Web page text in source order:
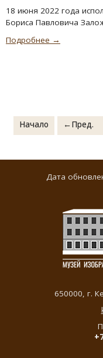
18 июня 2022 года
Бориса Павловича
Подробнее →
Начало ←Пред.
Дата
650000, г.